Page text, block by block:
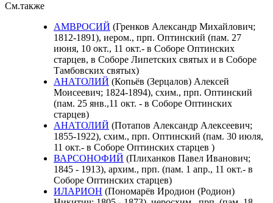
См.также
АМВРОСИЙ (Гренков Александр Михайлович;
1812-1891), иером., прп. Оптинский (пам. 27
июня, 10 окт., 11 окт.- в Соборе Оптинских
старцев, в Соборе Липетских святых и в Соборе
Тамбовских святых)
АНАТОЛИЙ (Копьёв (Зерцалов) Алексей
Моисеевич; 1824-1894), схим., прп. Оптинский
(пам. 25 янв.,11 окт. - в Соборе Оптинских
старцев)
АНАТОЛИЙ (Потапов Александр Алексеевич;
1855-1922), схим., прп. Оптинский (пам. 30 июля,
11 окт.- в Соборе Оптинских старцев )
ВАРСОНОФИЙ (Плиханков Павел Иванович;
1845 - 1913), архим., прп. (пам. 1 апр., 11 окт.- в
Соборе Оптинских старцев)
ИЛАРИОН (Пономарёв Иродион (Родион)